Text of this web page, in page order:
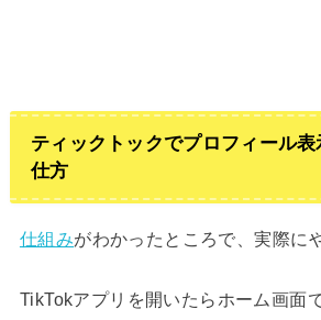
ティックトックでプロフィール
仕方
仕組みがわかったところで、実際に
TikTokアプリを開いたらホーム画面